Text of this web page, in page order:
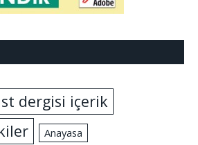
dergisi içerik
Anayasa